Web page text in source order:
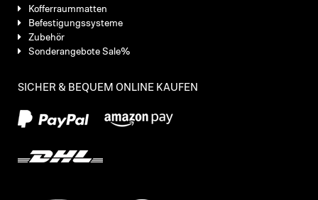
Kofferraummatten
Befestigungssysteme
Zubehör
Sonderangebote Sale%
SICHER & BEQUEM ONLINE KAUFEN